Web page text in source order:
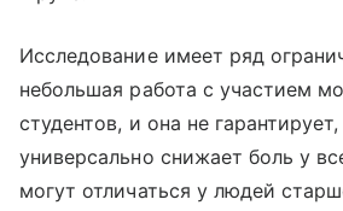
Исследование имеет ряд
небольшая работа с участием
студентов, и она не
универсально снижает боль у
могут отличаться у людей